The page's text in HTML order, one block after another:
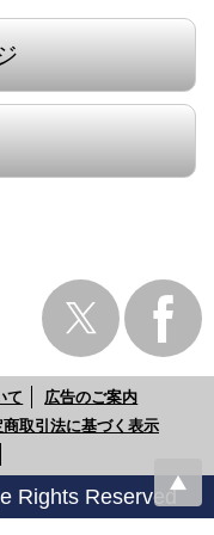
て
広告のご案内
商取引法に基づく表示
Rights Reserved